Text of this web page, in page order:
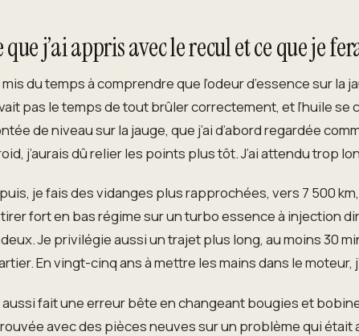
que j’ai appris avec le recul et ce que je
mis du temps à comprendre que l’odeur d’essence sur
pas le temps de tout brûler correctement, et l’huile
de niveau sur la jauge, que j’ai d’abord regardée
j’aurais dû relier les points plus tôt. J’ai attendu trop
je fais des vidanges plus rapprochées, vers 7 500
fort en bas régime sur un turbo essence à injection
Je privilégie aussi un trajet plus long, au moins 30
En vingt-cinq ans à mettre les mains dans le
aussi fait une erreur bête en changeant bougies et
avec des pièces neuves sur un problème qui était